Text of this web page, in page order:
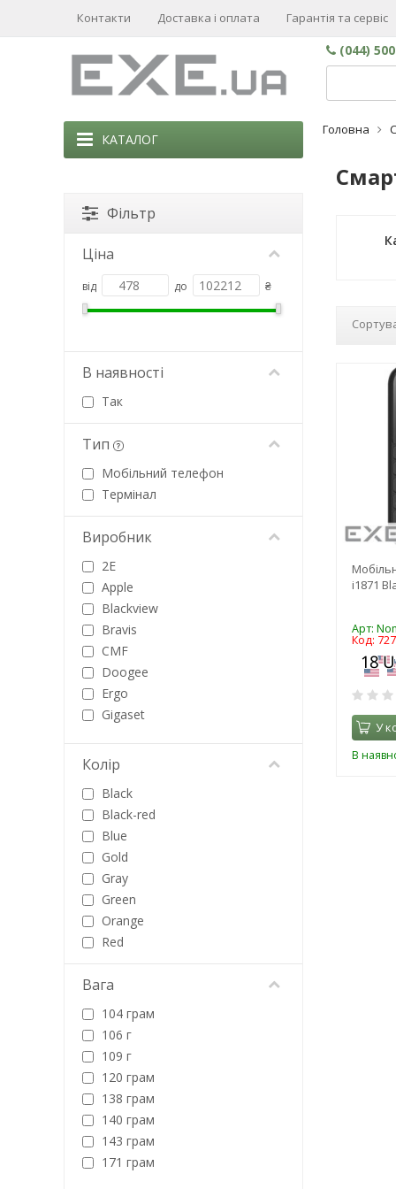
Контакти Доставка і оплата Гарантія та сервіс
(044)
КАТАЛОГ
Головна
i1871
Арт:
Код:
У
В
Фільтр
Ціна
від до ₴
В наявності
Так
Тип
Мобільний телефон
Термінал
Виробник
2E
Apple
Blackview
Bravis
CMF
Doogee
Ergo
Gigaset
Infinix
Maxcom
Motorola
myPhone
Nokia
Nomi
Nubia
OnePlus
OPPO
Oukitel
Panasonic
Poco
Realme
RugOne
Samsung
Sigma
Tecno
Ulefone
Verico
Xiaomi
Колір
Black
Black-red
Blue
Gold
Gray
Green
Orange
Red
Вага
104 грам
106 г
109 г
120 грам
138 грам
140 грам
143 грам
171 грам